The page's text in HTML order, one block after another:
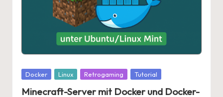
Posted
Docker Linux Retrogaming Tutorial
Minecraft-Server mit Docker und Docker-